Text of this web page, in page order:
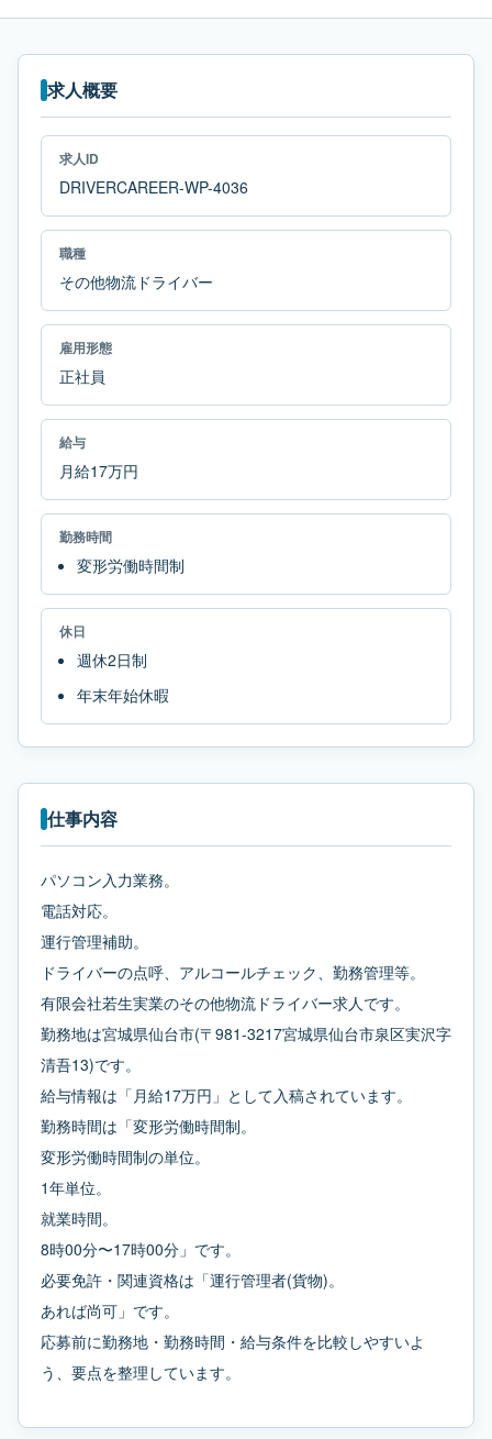
求人概要
求人ID
DRIVERCAREER-WP-4036
職種
その他物流ドライバー
雇用形態
正社員
給与
月給17万円
勤務時間
変形労働時間制
休日
週休2日制
年末年始休暇
仕事内容
パソコン入力業務。
電話対応。
運行管理補助。
ドライバーの点呼、アルコールチェック、勤務管理等。
有限会社若生実業のその他物流ドライバー求人です。
勤務地は宮城県仙台市(〒981-3217宮城県仙台市泉区実沢字
清吾13)です。
給与情報は「月給17万円」として入稿されています。
勤務時間は「変形労働時間制。
変形労働時間制の単位。
1年単位。
就業時間。
8時00分〜17時00分」です。
必要免許・関連資格は「運行管理者(貨物)。
あれば尚可」です。
応募前に勤務地・勤務時間・給与条件を比較しやすいよ
う、要点を整理しています。